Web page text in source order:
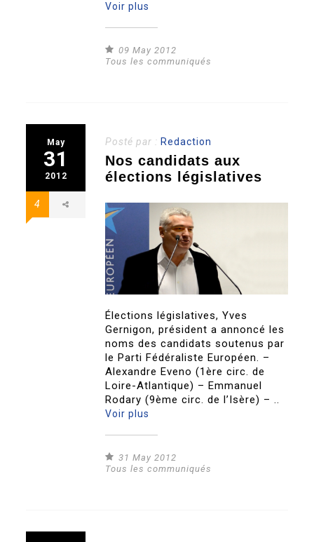
Voir plus
09 May 2012
Tous les communiqués
May
31
2012
4
Posté par : Redaction
Nos candidats aux
élections législatives
Élections législatives, Yves
Gernigon, président a annoncé les
noms des candidats soutenus par
le Parti Fédéraliste Européen. –
Alexandre Eveno (1ère circ. de
Loire-Atlantique) – Emmanuel
Rodary (9ème circ. de l’Isère) – ..
Voir plus
31 May 2012
Tous les communiqués